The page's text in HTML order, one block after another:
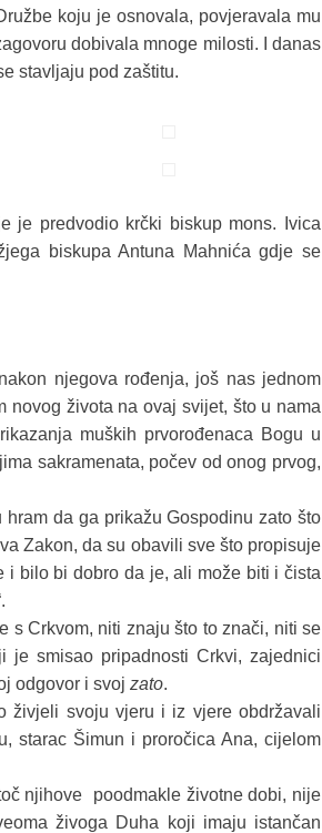
koju je osnovala, povjeravala mu
dobivala mnoge milosti. I danas
stavljaju pod zaštitu.
je predvodio krčki biskup mons. Ivica
biskupa Antuna Mahnića gdje se
njegova rođenja, još nas jednom
novog života na ovaj svijet, što u nama
muških prvorođenaca Bogu u
sakramenata, počev od onog prvog,
da ga prikažu Gospodinu zato što
Zakon, da su obavili sve što propisuje
bilo bi dobro da je, ali može biti i čista
s Crkvom, niti znaju što to znači, niti se
je smisao pripadnosti Crkvi, zajednici
odgovor i svoj zato.
živjeli svoju vjeru i iz vjere obdržavali
starac Šimun i proročica Ana, cijelom
njihove poodmakle životne dobi, nije
živoga Duha koji imaju istančan